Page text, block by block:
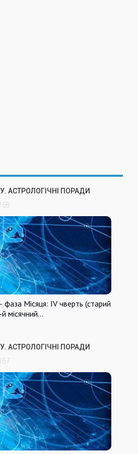
АСТРОЛОГІЧНІ ПОРАДИ
Місяця: IV чверть (старий
місячний…
АСТРОЛОГІЧНІ ПОРАДИ